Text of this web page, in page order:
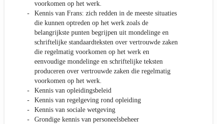
voorkomen op het werk.
Kennis van Frans: zich redden in de meeste situaties
die kunnen optreden op het werk zoals de
belangrijkste punten begrijpen uit mondelinge en
schriftelijke standaardteksten over vertrouwde zaken
die regelmatig voorkomen op het werk en
eenvoudige mondelinge en schriftelijke teksten
produceren over vertrouwde zaken die regelmatig
voorkomen op het werk.
Kennis van opleidingsbeleid
Kennis van regelgeving rond opleiding
Kennis van sociale wetgeving
Grondige kennis van personeelsbeheer